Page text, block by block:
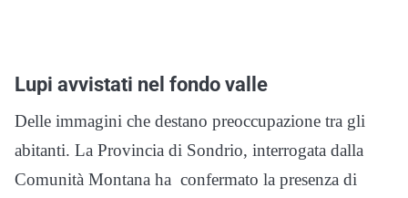
Lupi avvistati nel fondo valle
Delle immagini che destano preoccupazione tra gli
abitanti. La Provincia di Sondrio, interrogata dalla
Comunità Montana ha confermato la presenza di